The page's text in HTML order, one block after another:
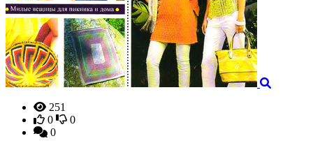
251
0
0
0